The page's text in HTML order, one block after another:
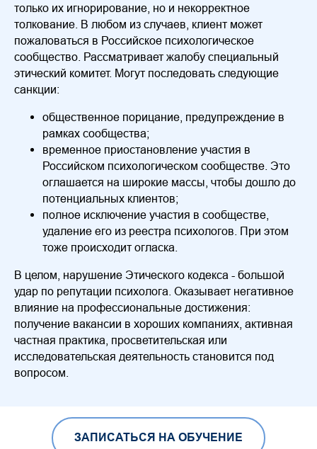
только их игнорирование, но и некорректное
толкование. В любом из случаев, клиент может
пожаловаться в Российское психологическое
сообщество. Рассматривает жалобу специальный
этический комитет. Могут последовать следующие
санкции:
общественное порицание, предупреждение в
рамках сообщества;
временное приостановление участия в
Российском психологическом сообществе. Это
оглашается на широкие массы, чтобы дошло до
потенциальных клиентов;
полное исключение участия в сообществе,
удаление его из реестра психологов. При этом
тоже происходит огласка.
В целом, нарушение Этического кодекса - большой
удар по репутации психолога. Оказывает негативное
влияние на профессиональные достижения:
получение вакансии в хороших компаниях, активная
частная практика, просветительская или
исследовательская деятельность становится под
вопросом.
ЗАПИСАТЬСЯ НА ОБУЧЕНИЕ